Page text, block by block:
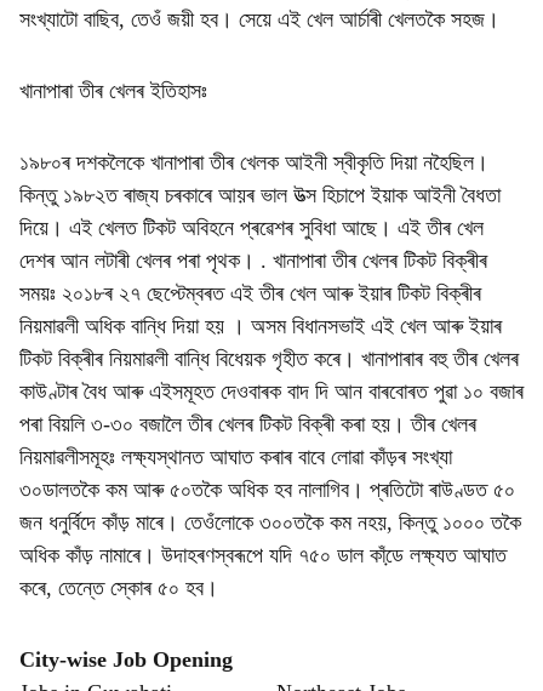
সংখ্যাটো বাছিব, তেওঁ জয়ী হব। সেয়ে এই খেল আৰ্চাৰী খেলতকৈ সহজ।
খানাপাৰা তীৰ খেলৰ ইতিহাসঃ
১৯৮০ৰ দশকলৈকে খানাপাৰা তীৰ খেলক আইনী স্বীকৃতি দিয়া নহৈছিল।
কিন্তু ১৯৮২ত ৰাজ্য চৰকাৰে আয়ৰ ভাল উত্স হিচাপে ইয়াক আইনী বৈধতা
দিয়ে। এই খেলত টিকট অবিহনে প্ৰৱেশৰ সুবিধা আছে। এই তীৰ খেল
দেশৰ আন লটাৰী খেলৰ পৰা পৃথক। . খানাপাৰা তীৰ খেলৰ টিকট বিক্ৰীৰ
সময়ঃ ২০১৮ৰ ২৭ ছেপ্টেম্বৰত এই তীৰ খেল আৰু ইয়াৰ টিকট বিক্ৰীৰ
নিয়মাৱলী অধিক বান্ধি দিয়া হয় । অসম বিধানসভাই এই খেল আৰু ইয়াৰ
টিকট বিক্ৰীৰ নিয়মাৱলী বান্ধি বিধেয়ক গৃহীত কৰে। খানাপাৰাৰ বহু তীৰ খেলৰ
কাউণ্টাৰ বৈধ আৰু এইসমূহত দেওবাৰক বাদ দি আন বাৰবোৰত পুৱা ১০ বজাৰ
পৰা বিয়লি ৩-৩০ বজালৈ তীৰ খেলৰ টিকট বিক্ৰী কৰা হয়। তীৰ খেলৰ
নিয়মাৱলীসমূহঃ লক্ষ্যস্থানত আঘাত কৰাৰ বাবে লোৱা কাঁড়ৰ সংখ্যা
৩০ডালতকৈ কম আৰু ৫০তকৈ অধিক হব নালাগিব। প্ৰতিটো ৰাউণ্ডত ৫০
জন ধনুৰ্বিদে কাঁড় মাৰে। তেওঁলোকে ৩০০তকৈ কম নহয়, কিন্তু ১০০০ তকৈ
অধিক কাঁড় নামাৰে। উদাহৰণস্বৰূপে যদি ৭৫০ ডাল কাঁডে় লক্ষ্যত আঘাত
কৰে, তেন্তে স্কোৰ ৫০ হব।
City-wise Job Opening